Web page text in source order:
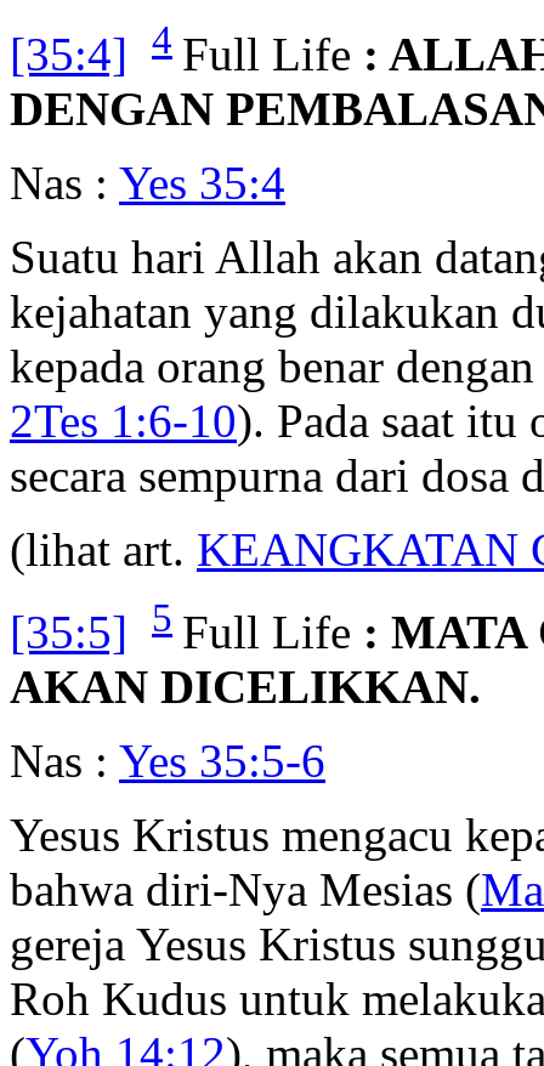
[35:4]
4 Full Life :
DENGAN
Nas : Yes 35:4
Suatu hari Allah akan
kejahatan yang dilakukan
kepada orang benar
2Tes 1:6-10). Pada saat itu
secara sempurna dari dosa
(lihat art. KEANGKATAN
[35:5]
5 Full Life : MATA
AKAN DICELIKKAN.
Nas : Yes 35:5-6
Yesus Kristus mengacu
bahwa diri-Nya Mesias (
gereja Yesus Kristus
Roh Kudus untuk
(Yoh 14:12), maka semua